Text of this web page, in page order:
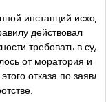
инстанций
действовал
требовать в суде
от моратория и в
отказа по